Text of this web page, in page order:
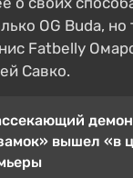
OG Buda,
Fatbelly
Савко.
вышел «в